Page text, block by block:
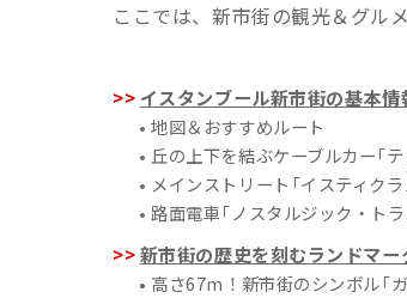
ここでは、新市街の観光＆グル
イスタンブール新市街の基本情
• 地図＆おすすめルート
• 丘の上下を結ぶケーブルカー「テ
• メインストリート「イスティクラ
• 路面電車「ノスタルジック・トラ
新市街の歴史を刻むランドマー
• 高さ67m！新市街のシンボル「ガ